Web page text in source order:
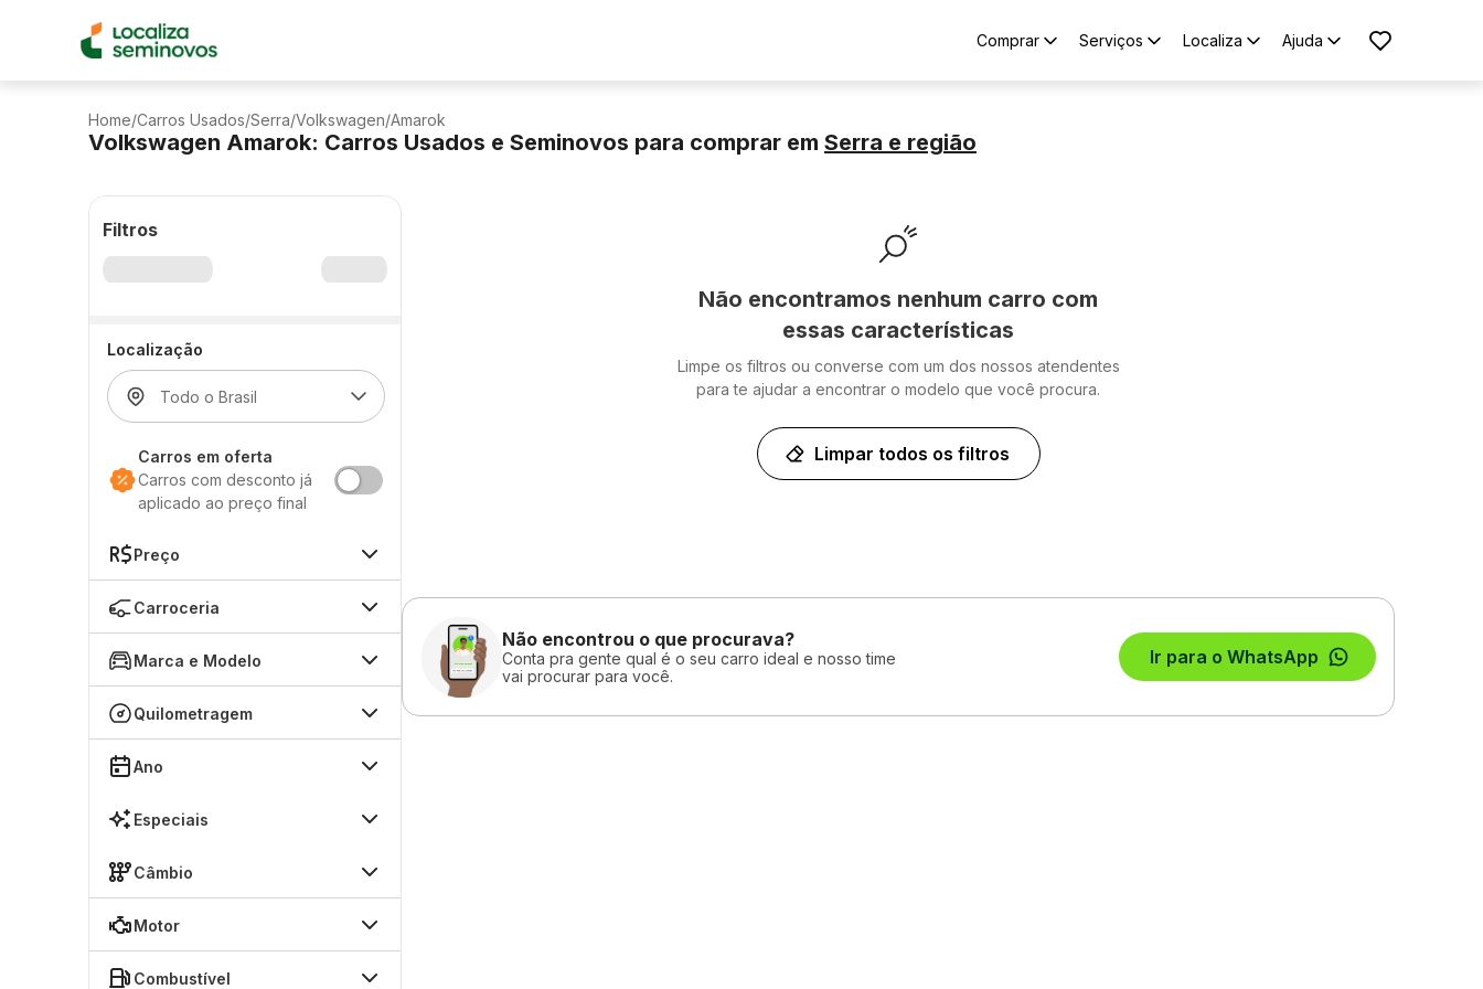
Comprar Serviços Localiza Ajuda
Home/Carros Usados/Serra/Volkswagen/Amarok
Volkswagen Amarok: Carros Usados e Seminovos para comprar em Serra e região
Filtros
Localização
Carros em oferta
Carros com desconto já
aplicado ao preço final
Preço
Carroceria
Marca e Modelo
Quilometragem
Ano
Especiais
Câmbio
Motor
Combustível
Não encontramos nenhum carro com
essas características
Limpe os filtros ou converse com um dos nossos atendentes
para te ajudar a encontrar o modelo que você procura.
Limpar todos os filtros
Não encontrou o que procurava?
Conta pra gente qual é o seu carro ideal e nosso time
vai procurar para você.
Ir para o WhatsApp